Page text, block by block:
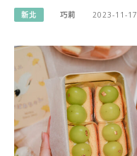
新北 巧莉 2023-11-17